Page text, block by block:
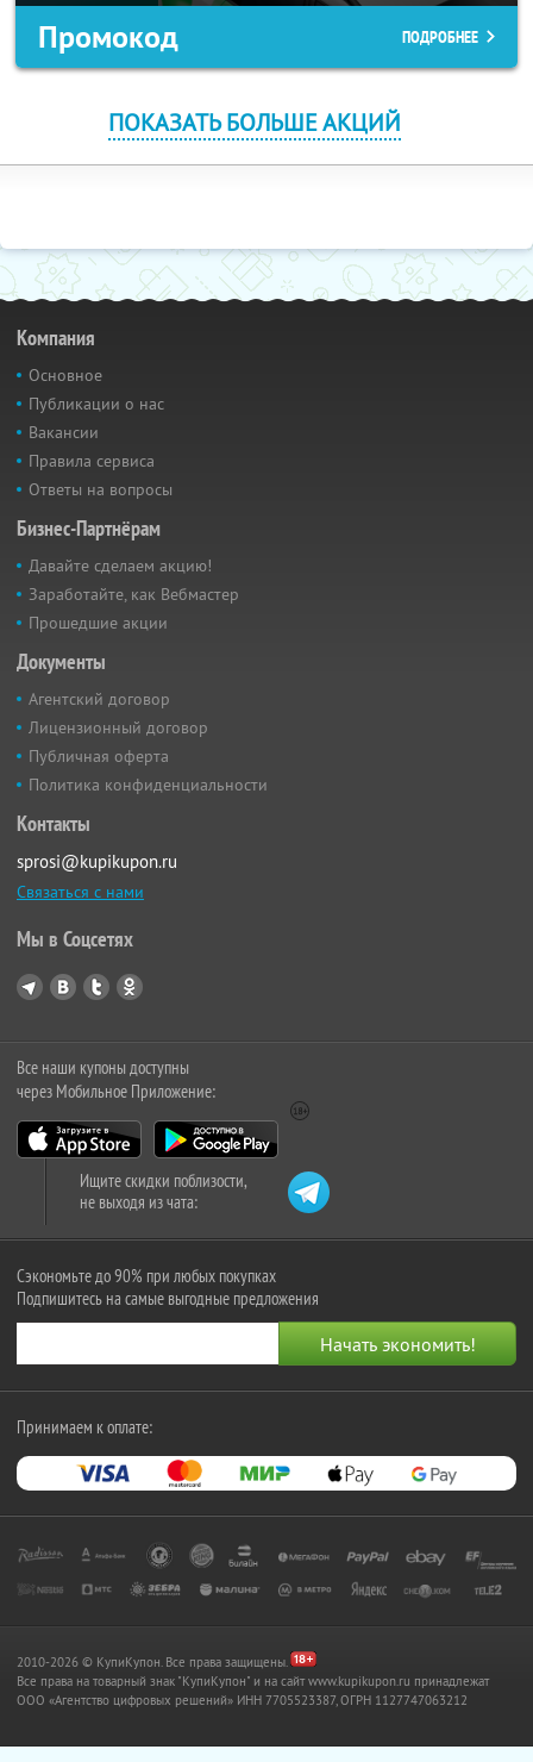
Промокод ПОДРОБНЕЕ
ПОКАЗАТЬ БОЛЬШЕ АКЦИЙ
Компания
Основное
Публикации о нас
Вакансии
Правила сервиса
Ответы на вопросы
Бизнес-Партнёрам
Давайте сделаем акцию!
Заработайте, как Вебмастер
Прошедшие акции
Документы
Агентский договор
Лицензионный договор
Публичная оферта
Политика конфиденциальности
Контакты
sprosi@kupikupon.ru
Связаться с нами
Мы в Соцсетях
Все наши купоны доступны
через Мобильное Приложение:
Ищите скидки поблизости,
не выходя из чата:
Сэкономьте до 90% при любых покупках
Подпишитесь на самые выгодные предложения
Принимаем к оплате:
2010-2026 © КупиКупон. Все права защищены.
Все права на товарный знак "КупиКупон" и на сайт www.kupikupon.ru принадлежат
OOO «Агентство цифровых решений» ИНН 7705523387, ОГРН 1127747063212